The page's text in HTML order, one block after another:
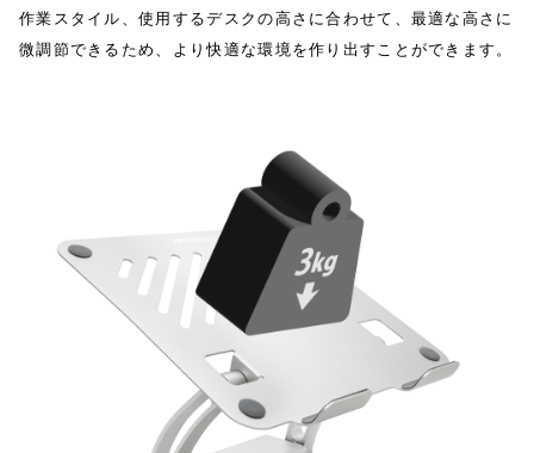
作業スタイル、使用するデスクの高さに合わせて、最適な高さに
微調節できるため、より快適な環境を作り出すことができます。